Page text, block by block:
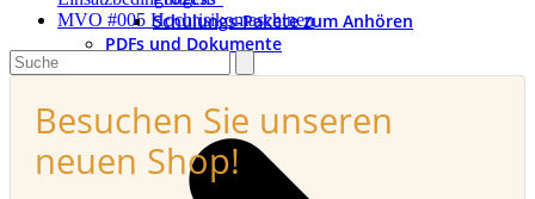
Schulungs-Pakete zum Anhören
PDFs und Dokumente
MVO #005 Hochrisikomaschinen
Search
Besuchen Sie unseren
neuen Shop!